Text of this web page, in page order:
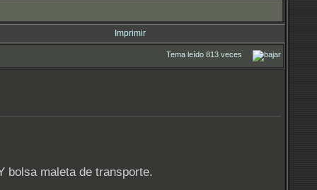
Imprimir
Tema leído 813 veces
bolsa maleta de transporte.